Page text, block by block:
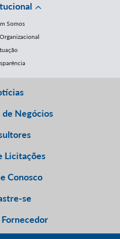
Somos
Negócios
Licitações
Conosco
se
Fornecedor